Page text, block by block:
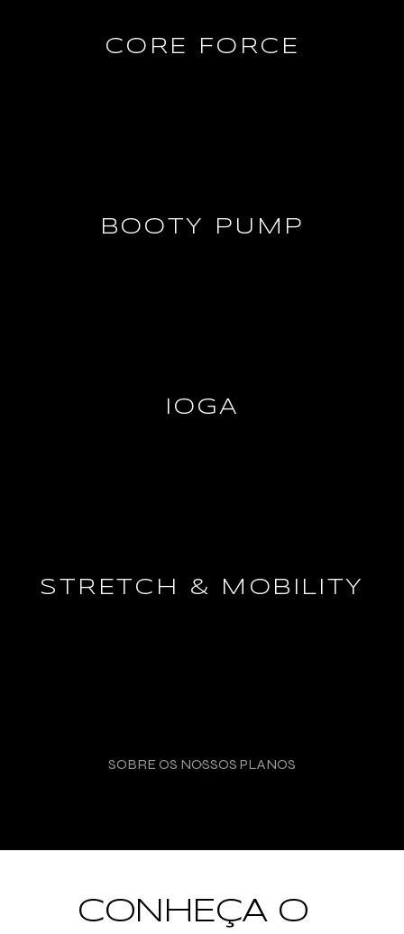
CORE FORCE
BOOTY PUMP
SAIBA MAIS
IOGA
SAIBA MAIS
STRETCH & MOBILITY
SOBRE OS NOSSOS PLANOS
CONHEÇA O